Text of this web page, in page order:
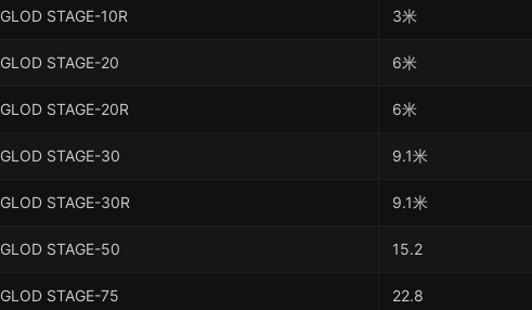
GLOD STAGE-10R 3米
GLOD STAGE-20 6米
GLOD STAGE-20R 6米
GLOD STAGE-30 9.1米
GLOD STAGE-30R 9.1米
GLOD STAGE-50 15.2
GLOD STAGE-75 22.8